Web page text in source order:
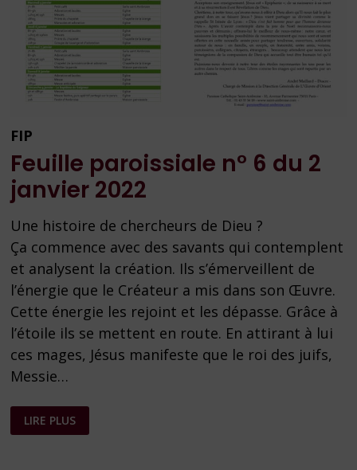
FIP
Feuille paroissiale n° 6 du 2
janvier 2022
Une histoire de chercheurs de Dieu ?
Ça commence avec des savants qui contemplent
et analysent la création. Ils s’émerveillent de
l’énergie que le Créateur a mis dans son Œuvre.
Cette énergie les rejoint et les dépasse. Grâce à
l’étoile ils se mettent en route. En attirant à lui
ces mages, Jésus manifeste que le roi des juifs,
Messie…
FEUILLE
PAROISSIALE
N°
LIRE PLUS